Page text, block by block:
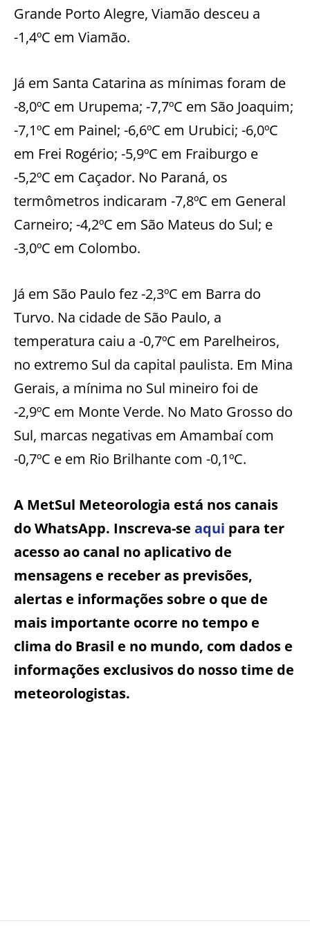
Grande Porto Alegre, Viamão desceu a
-1,4ºC em Viamão.
Já em Santa Catarina as mínimas foram de
-8,0ºC em Urupema; -7,7ºC em São Joaquim;
-7,1ºC em Painel; -6,6ºC em Urubici; -6,0ºC
em Frei Rogério; -5,9ºC em Fraiburgo e
-5,2ºC em Caçador. No Paraná, os
termômetros indicaram -7,8ºC em General
Carneiro; -4,2ºC em São Mateus do Sul; e
-3,0ºC em Colombo.
Já em São Paulo fez -2,3ºC em Barra do
Turvo. Na cidade de São Paulo, a
temperatura caiu a -0,7ºC em Parelheiros,
no extremo Sul da capital paulista. Em Mina
Gerais, a mínima no Sul mineiro foi de
-2,9ºC em Monte Verde. No Mato Grosso do
Sul, marcas negativas em Amambaí com
-0,7ºC e em Rio Brilhante com -0,1ºC.
A MetSul Meteorologia está nos canais
do WhatsApp. Inscreva-se aqui para ter
acesso ao canal no aplicativo de
mensagens e receber as previsões,
alertas e informações sobre o que de
mais importante ocorre no tempo e
clima do Brasil e no mundo, com dados e
informações exclusivos do nosso time de
meteorologistas.